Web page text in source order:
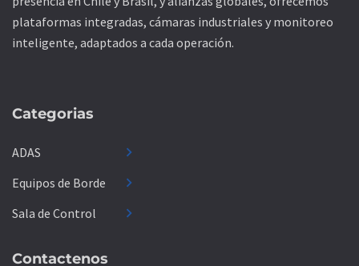
plataformas integradas, cámaras industriales y monitoreo
inteligente, adaptados a cada operación.
Categorias
ADAS chevron_right
Equipos de Borde chevron_right
Sala de Control chevron_right
Contactenos